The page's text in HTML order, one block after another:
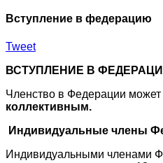
Вступление в федерацию
Tweet
ВСТУПЛЕНИЕ В
Членство в Федерации может
коллективным.
Индивидуальные члены
Индивидуальными членами